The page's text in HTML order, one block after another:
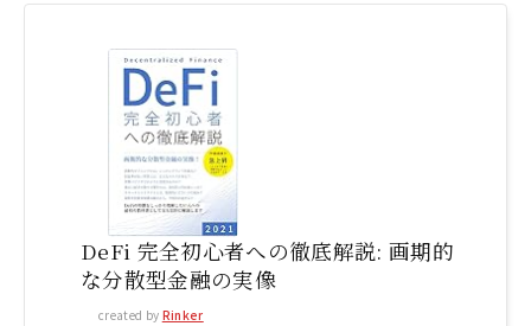
DeFi 完全初心者への徹底解説: 画期的
な分散型金融の実像
created by Rinker